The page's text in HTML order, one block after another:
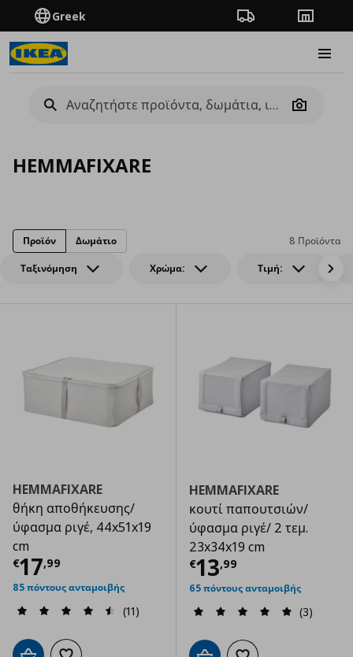
Greek Πορεία παραγγελίας
Camera
HEMMAFIXARE
Ταξινόμηση Χρώμα: Τιμή:
8 Προϊόντα
Προϊόν Δωμάτιο
HEMMAFIXARE
θήκη αποθήκευσης/
ύφασμα ριγέ, 44x51x19
cm
€17,99
Τρέχουσα τιμή € 17,99
85 πόντους ανταμοιβής
(11)
HEMMAFIXARE
κουτί παπουτσιών/
ύφασμα ριγέ/ 2 τεμ.
23x34x19 cm
€13,99
Τρέχουσα
65 πόντους ανταμοιβής
(3)